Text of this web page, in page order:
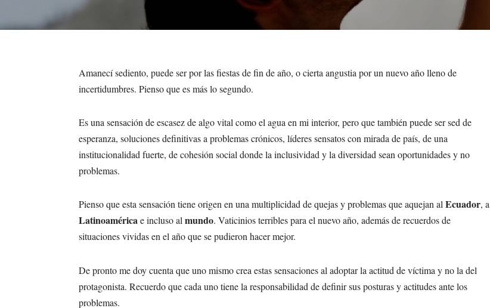
Amanecí sediento, puede ser por las fiestas de fin de año, o cierta angustia por un nuevo año lleno de
incertidumbres. Pienso que es más lo segundo.
Es una sensación de escasez de algo vital como el agua en mi interior, pero que también puede ser sed de
esperanza, soluciones definitivas a problemas crónicos, líderes sensatos con mirada de país, de una
institucionalidad fuerte, de cohesión social donde la inclusividad y la diversidad sean oportunidades y no
problemas.
Pienso que esta sensación tiene origen en una multiplicidad de quejas y problemas que aquejan alEcuador, a
Latinoaméricae incluso almundo. Vaticinios terribles para el nuevo año, además de recuerdos de
situaciones vividas en el año que se pudieron hacer mejor.
De pronto me doy cuenta que uno mismo crea estas sensaciones al adoptar la actitud de víctima y no la del
protagonista. Recuerdo que cada uno tiene la responsabilidad de definir sus posturas y actitudes ante los
problemas.